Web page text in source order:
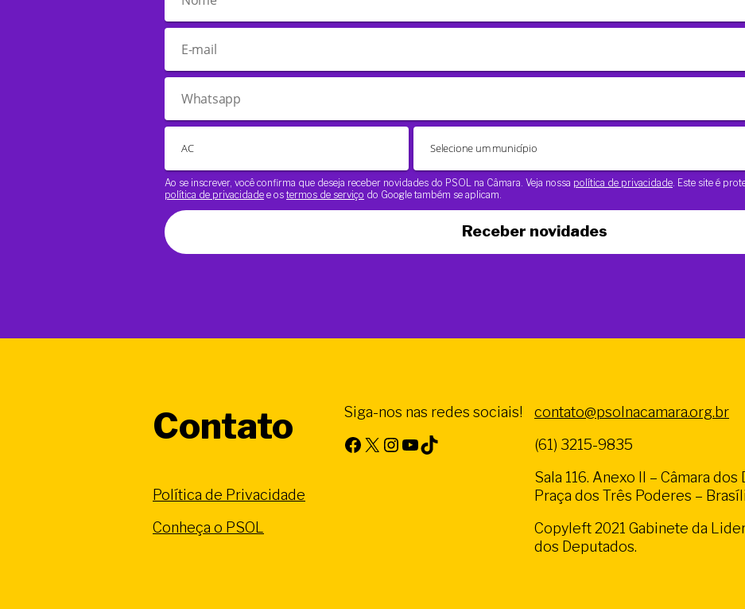
Ao se inscrever, você confirma que deseja receber novidades do PSOL na Câmara. Veja nossa política de privacidade . Este site é
política de privacidade e os termos de serviço do Google também se aplicam.
Receber novidades
Contato
Política de Privacidade
Conheça o PSOL
Siga-nos nas redes sociais!
Facebook X Instagram Youtube TikTok
contato@psolnacamara.org.br
(61) 3215-9835
Sala 116. Anexo II – Câmara dos
Praça dos Três Poderes –
Copyleft 2021 Gabinete da
dos Deputados.